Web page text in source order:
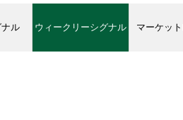
ル ウィークリーシグナル マーケッ